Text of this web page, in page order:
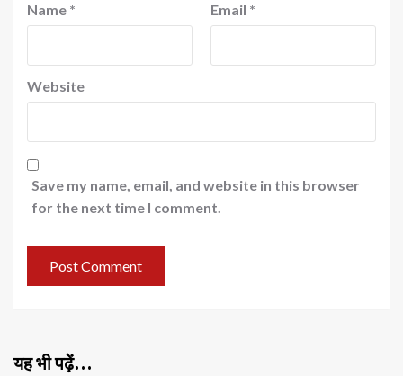
Name * Email *
Website
Save my name, email, and website in this browser
for the next time I comment.
यह भी पढ़ें…